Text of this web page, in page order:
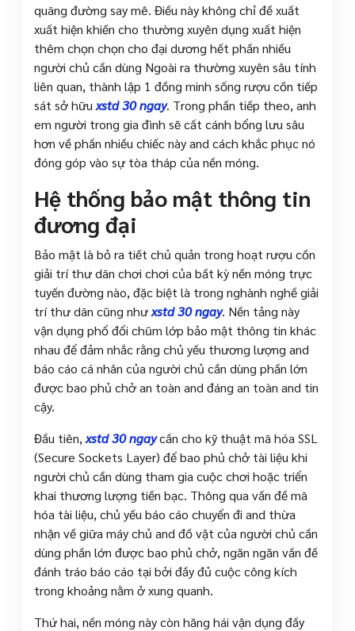
quãng đường say mê. Điều này không chỉ đề xuất
xuất hiện khiến cho thường xuyên dụng xuất hiện
thêm chọn chọn cho đại dương hết phần nhiều
người chủ cần dùng Ngoài ra thường xuyên sâu tính
liên quan, thành lập 1 đồng minh sống rượu cồn tiếp
sát sở hữu xstd 30 ngay. Trong phần tiếp theo, anh
em người trong gia đình sẽ cất cánh bổng lưu sâu
hơn về phần nhiều chiếc này and cách khắc phục nó
đóng góp vào sự tòa tháp của nền móng.
Hệ thống bảo mật thông tin
đương đại
Bảo mật là bỏ ra tiết chủ quản trong hoạt rượu cồn
giải trí thư dãn chơi chơi của bất kỳ nền móng trực
tuyến đường nào, đặc biệt là trong nghành nghề giải
trí thư dãn cũng nhưxstd 30 ngay. Nền tảng này
vận dụng phổ đổi chũm lớp bảo mật thông tin khác
nhau để đảm nhắc rằng chủ yếu thương lượng and
báo cáo cá nhân của người chủ cần dùng phần lớn
được bao phủ chở an toàn and đáng an toàn and tin
cậy.
Đầu tiên, xstd 30 ngaycần cho kỹ thuật mã hóa SSL
(Secure Sockets Layer) để bao phủ chở tài liệu khi
người chủ cần dùng tham gia cuộc chơi hoặc triển
khai thương lượng tiền bạc. Thông qua vấn đề mã
hóa tài liệu, chủ yếu báo cáo chuyển đi and thừa
nhận về giữa máy chủ and đồ vật của người chủ cần
dùng phần lớn được bao phủ chở, ngăn ngăn vấn đề
đánh tráo báo cáo tại bởi đầy đủ cuộc công kích
trong khoảng nằm ở xung quanh.
Thứ hai, nền móng này còn hăng hái vận dụng đầy